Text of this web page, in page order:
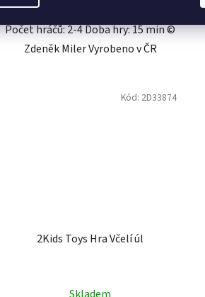
Věk: 3+ Materiál: karton, papír
Počet hráčů: 2-4 Doba hry: 15 min ©
Zdeněk Miler Vyrobeno v ČR
2Kids Toys Hra Včelí úl
Kód: 2D33874